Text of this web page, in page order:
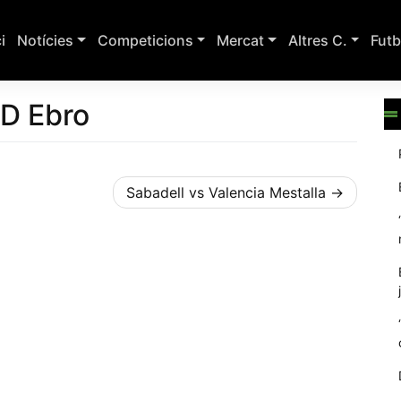
Notícies Competicions Mercat Altres C.
Ebro
Sabadell vs Valencia Mestalla